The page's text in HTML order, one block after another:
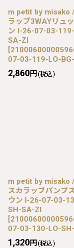
m petit by misako
ラップ3WAYリュ
ン I-26-07-03-
SA-ZI
[
07-03-119-LO-
2,860円 (税込)
m petit by misako
スカラップパンプ
ウン I-26-07-03-
SH-SA-ZI
[
07-03-130-LO-
1,320円 (税込)